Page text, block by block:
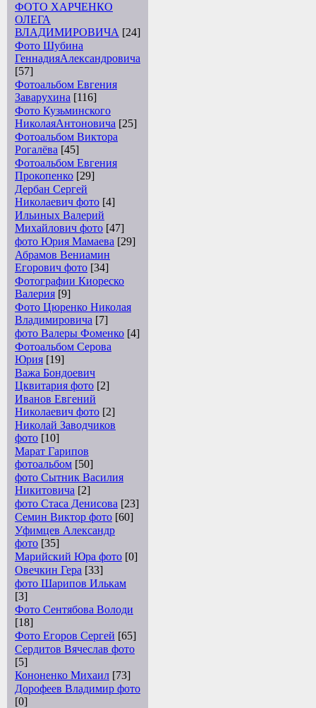
ФОТО ХАРЧЕНКО
ОЛЕГА
ВЛАДИМИРОВИЧА [24]
Фото Шубина
ГеннадияАлександровича
[57]
Фотоальбом Евгения
Заварухина [116]
Фото Кузьминского
НиколаяАнтоновича [25]
Фотоальбом Виктора
Рогалёва [45]
Фотоальбом Евгения
Прокопенко [29]
Дербан Сергей
Николаевич фото [4]
Ильиных Валерий
Михайлович фото [47]
фото Юрия Мамаева [29]
Абрамов Вениамин
Егорович фото [34]
Фотографии Киореско
Валерия [9]
Фото Цюренко Николая
Владимировича [7]
фото Валеры Фоменко [4]
Фотоальбом Серова
Юрия [19]
Важа Бондоевич
Цквитария фото [2]
Иванов Евгений
Николаевич фото [2]
Николай Заводчиков
фото [10]
Марат Гарипов
фотоальбом [50]
фото Сытник Василия
Никитовича [2]
фото Стаса Денисова [23]
Семин Виктор фото [60]
Уфимцев Александр
фото [35]
Марийский Юра фото [0]
Овечкин Гера [33]
фото Шарипов Илькам
[3]
Фото Сентябова Володи
[18]
Фото Егоров Сергей [65]
Сердитов Вячеслав фото
[5]
Кононенко Михаил [73]
Дорофеев Владимир фото
[0]